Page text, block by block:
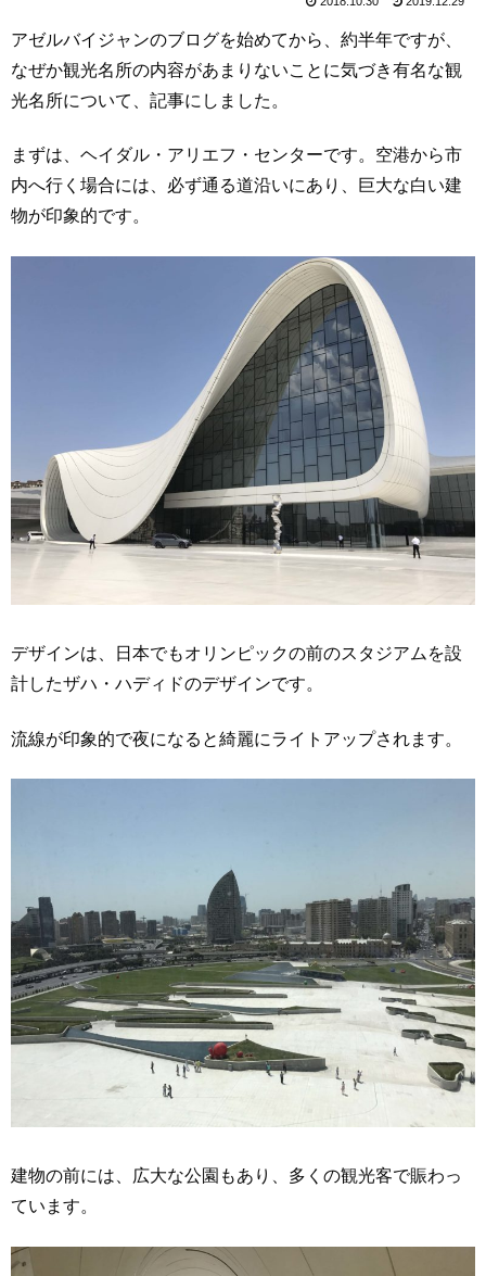
アゼルバイジャンのブログを始めてから、約半年ですが、
なぜか観光名所の内容があまりないことに気づき有名な観
光名所について、記事にしました。
まずは、ヘイダル・アリエフ・センターです。空港から市
内へ行く場合には、必ず通る道沿いにあり、巨大な白い建
物が印象的です。
デザインは、日本でもオリンピックの前のスタジアムを設
計したザハ・ハディドのデザインです。
流線が印象的で夜になると綺麗にライトアップされます。
建物の前には、広大な公園もあり、多くの観光客で賑わっ
ています。